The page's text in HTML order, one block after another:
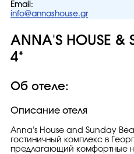
Email:
info@annashouse.gr
ANNA'S HOUSE &
4*
Об отеле:
Описание отеля
Anna’s House and Sunday
гостиничный комплекс в
предлагающий комфортные